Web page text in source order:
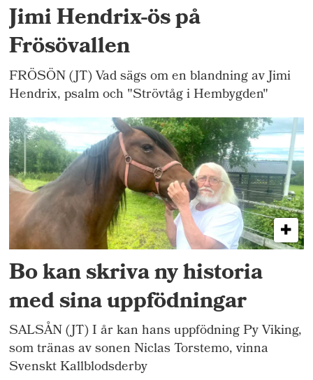
Jimi Hendrix-ös på
Frösövallen
FRÖSÖN (JT) Vad sägs om en blandning av Jimi
Hendrix, psalm och "Strövtåg i Hembygden"
Bo kan skriva ny historia
med sina uppfödningar
SALSÅN (JT) I år kan hans uppfödning Py Viking,
som tränas av sonen Niclas Torstemo, vinna
Svenskt Kallblodsderby